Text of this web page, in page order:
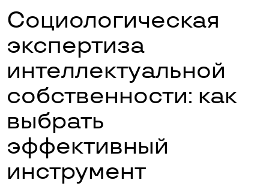
Социологическая
экспертиза
интеллектуальной
собственности: как
выбрать
эффективный
инструмент